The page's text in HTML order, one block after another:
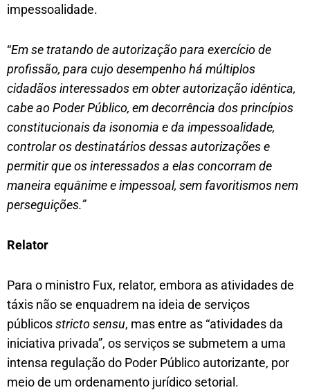
impessoalidade.
“Em se tratando de autorização para exercício de
profissão, para cujo desempenho há múltiplos
cidadãos interessados em obter autorização idêntica,
cabe ao Poder Público, em decorrência dos princípios
constitucionais da isonomia e da impessoalidade,
controlar os destinatários dessas autorizações e
permitir que os interessados a elas concorram de
maneira equânime e impessoal, sem favoritismos nem
perseguições.”
Relator
Para o ministro Fux, relator, embora as atividades de
táxis não se enquadrem na ideia de serviços
públicosstricto sensu, mas entre as “atividades da
iniciativa privada”, os serviços se submetem a uma
intensa regulação do Poder Público autorizante, por
meio de um ordenamento jurídico setorial.